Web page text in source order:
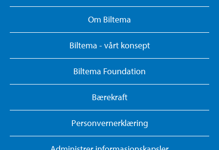
Om Biltema
Biltema - vårt konsept
Biltema Foundation
Bærekraft
Personvernerklæring